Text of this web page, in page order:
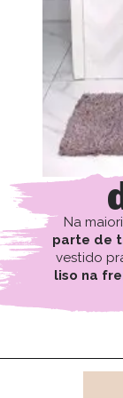
Na
parte de
vestido
liso na